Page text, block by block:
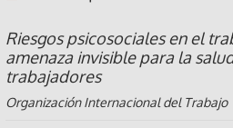
Riesgos psicosociales en el
amenaza invisible para la
trabajadores
Organización Internacional del Trabajo